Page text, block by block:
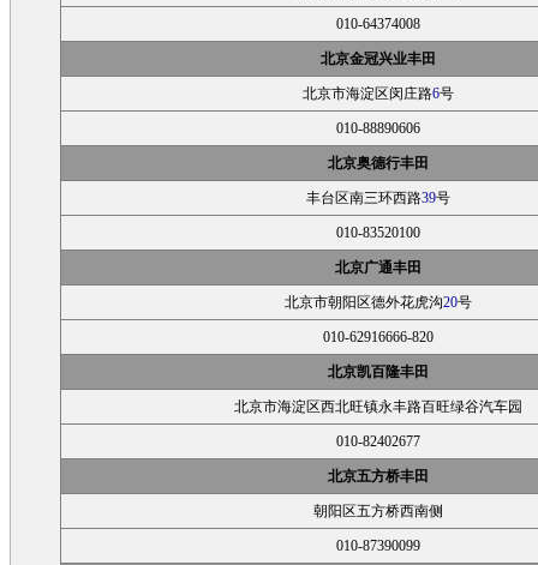
010-64374008
北京金冠兴业丰田
北京市海淀区闵庄路6号
010-88890606
北京奥德行丰田
丰台区南三环西路39号
010-83520100
北京广通丰田
北京市朝阳区德外花虎沟20号
010-62916666-820
北京凯百隆丰田
北京市海淀区西北旺镇永丰路百旺绿谷汽车园
010-82402677
北京五方桥丰田
朝阳区五方桥西南侧
010-87390099